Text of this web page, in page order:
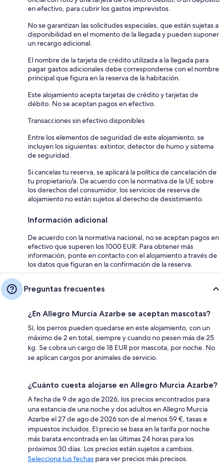
en efectivo, para cubrir los gastos imprevistos.
No se garantizan las solicitudes especiales, que están sujetas a
disponibilidad en el momento de la llegada y pueden suponer
un recargo adicional.
El nombre de la tarjeta de crédito utilizada a la llegada para
pagar gastos adicionales debe corresponderse con el nombre
principal que figura en la reserva de la habitación.
Este alojamiento acepta tarjetas de crédito y tarjetas de
débito. No se aceptan pagos en efectivo.
Transacciones sin efectivo disponibles
Entre los elementos de seguridad de este alojamiento, se
incluyen los siguientes: extintor, detector de humo y sistema
de seguridad.
Si cancelas tu reserva, se aplicará la política de cancelación de
tu propietario/a. De acuerdo con la normativa de la UE sobre
los derechos del consumidor, los servicios de reserva de
alojamiento no están sujetos al derecho de desistimiento.
Información adicional
De acuerdo con la normativa nacional, no se aceptan pagos en
efectivo que superen los 1000 EUR. Para obtener más
información, ponte en contacto con el alojamiento a través de
los datos que figuran en la confirmación de la reserva.
Preguntas frecuentes
¿En Allegro Murcia Azarbe se aceptan mascotas?
Sí, los perros pueden quedarse en este alojamiento, con un
máximo de 2 en total, siempre y cuando no pesen más de 25
kg. Se cobra un cargo de 18 EUR por mascota, por noche. No
se aplican cargos por animales de servicio.
¿Cuánto cuesta alojarse en Allegro Murcia Azarbe?
A fecha de 9 de ago de 2026, los precios encontrados para
una estancia de una noche y dos adultos en Allegro Murcia
Azarbe el 27 de ago de 2026 son de al menos 59 €, tasas e
impuestos incluidos. El precio se basa en la tarifa por noche
más barata encontrada en las últimas 24 horas para los
próximos 30 días. Los precios están sujetos a cambios.
Selecciona tus fechas para ver precios más precisos.